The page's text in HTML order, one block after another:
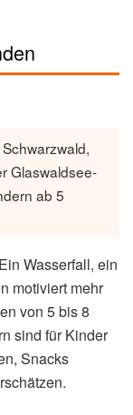
Glaswaldsee-
ab 5
Wasserfall, ein
motiviert mehr
von 5 bis 8
sind für Kinder
Snacks